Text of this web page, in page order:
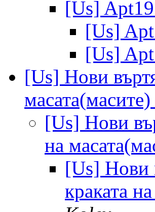
[Us]
[Us]
[Us]
[Us] Нови
[Us] Нови
на
[Us] Нови
краката